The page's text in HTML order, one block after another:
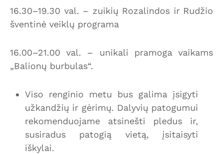
16.30–19.30 val. – zuikių Rozalindos ir Rudžio
šventinė veiklų programa
16.00–21.00 val. – unikali pramoga vaikams
„Balionų burbulas“.
Viso renginio metu bus galima įsigyti
užkandžių ir gėrimų. Dalyvių patogumui
rekomenduojame atsinešti pledus ir,
susiradus patogią vietą, įsitaisyti
iškylai.